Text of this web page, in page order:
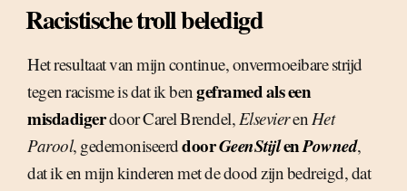
Racistische troll beledigd
Het resultaat van mijn continue, onvermoeibare strijd
tegen racisme is dat ik bengeframed als een
misdadigerdoor Carel Brendel,ElsevierenHet
Parool, gedemoniseerddoorGeenStijlenPowned,
dat ik en mijn kinderen met de dood zijn bedreigd, dat